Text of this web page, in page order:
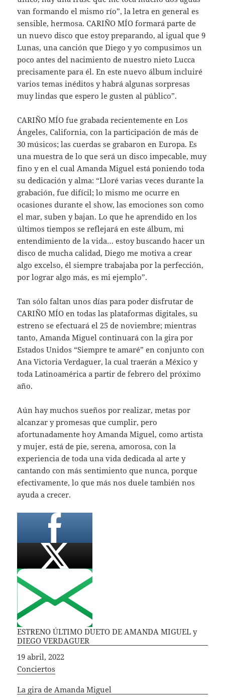
van formando el mismo río”, la letra en general es
sensible, hermosa. CARIÑO MÍO formará parte de
un nuevo disco que estoy preparando, al igual que 9
Lunas, una canción que Diego y yo compusimos un
poco antes del nacimiento de nuestro nieto Lucca
precisamente para él. En este nuevo álbum incluiré
varios temas inéditos y habrá algunas sorpresas
muy lindas que espero le gusten al público”.
CARIÑO MÍO fue grabada recientemente en Los
Ángeles, California, con la participación de más de
30 músicos; las cuerdas se grabaron en Europa. Es
una muestra de lo que será un disco impecable, muy
fino y en el cual Amanda Miguel está poniendo toda
su dedicación y alma: “Lloré varias veces durante la
grabación, fue difícil; lo mismo me ocurre en
ocasiones durante el show, las emociones son como
el mar, suben y bajan. Lo que he aprendido en los
últimos tiempos se reflejará en este álbum, mi
entendimiento de la vida… estoy buscando hacer un
disco de mucha calidad, Diego me motiva a crear
algo excelso, él siempre trabajaba por la perfección,
por lograr algo más, es mi ejemplo”.
Tan sólo faltan unos días para poder disfrutar de
CARIÑO MÍO en todas las plataformas digitales, su
estreno se efectuará el 25 de noviembre; mientras
tanto, Amanda Miguel continuará con la gira por
Estados Unidos “Siempre te amaré” en conjunto con
Ana Victoria Verdaguer, la cual traerán a México y
toda Latinoamérica a partir de febrero del próximo
año.
Aún hay muchos sueños por realizar, metas por
alcanzar y promesas que cumplir, pero
afortunadamente hoy Amanda Miguel, como artista
y mujer, está de pie, serena, amorosa, con la
experiencia de toda una vida dedicada al arte y
cantando con más sentimiento que nunca, porque
efectivamente, lo que más nos duele también nos
ayuda a crecer.
ESTRENO ÚLTIMO DUETO DE AMANDA MIGUEL y
DIEGO VERDAGUER
Fecha
19 abril, 2022
In relation to
Conciertos
La gira de Amanda Miguel